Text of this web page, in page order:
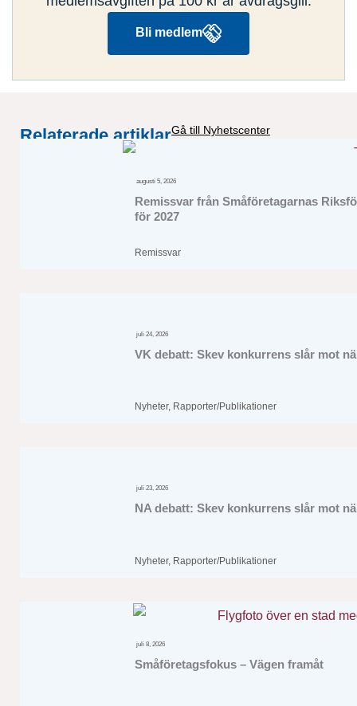
Bli medlem
Relaterade artiklarGå till Nyhetscenter
augusti 5, 2026
Remissvar från Småföretagarnas
för 2027
Remissvar
juli 24, 2026
VK debatt: Skev konkurrens slår mot
Nyheter, Rapporter/Publikationer
juli 23, 2026
NA debatt: Skev konkurrens slår mot
Nyheter, Rapporter/Publikationer
juli 8, 2026
Småföretagsfokus – Vägen framåt